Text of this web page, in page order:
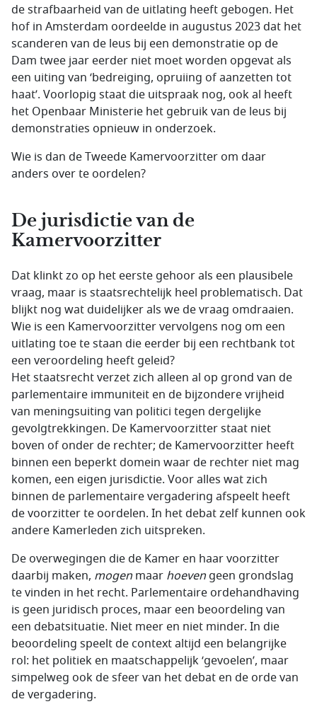
de strafbaarheid van de uitlating heeft gebogen. Het
hof in Amsterdam oordeelde in augustus 2023 dat het
scanderen van de leus bij een demonstratie op de
Dam twee jaar eerder niet moet worden opgevat als
een uiting van ‘bedreiging, opruiing of aanzetten tot
haat’. Voorlopig staat die uitspraak nog, ook al heeft
het Openbaar Ministerie het gebruik van de leus bij
demonstraties opnieuw in onderzoek.
Wie is dan de Tweede Kamervoorzitter om daar
anders over te oordelen?
De jurisdictie van de
Kamervoorzitter
Dat klinkt zo op het eerste gehoor als een plausibele
vraag, maar is staatsrechtelijk heel problematisch. Dat
blijkt nog wat duidelijker als we de vraag omdraaien.
Wie is een Kamervoorzitter vervolgens nog om een
uitlating toe te staan die eerder bij een rechtbank tot
een veroordeling heeft geleid?
Het staatsrecht verzet zich alleen al op grond van de
parlementaire immuniteit en de bijzondere vrijheid
van meningsuiting van politici tegen dergelijke
gevolgtrekkingen. De Kamervoorzitter staat niet
boven of onder de rechter; de Kamervoorzitter heeft
binnen een beperkt domein waar de rechter niet mag
komen, een eigen jurisdictie. Voor alles wat zich
binnen de parlementaire vergadering afspeelt heeft
de voorzitter te oordelen. In het debat zelf kunnen ook
andere Kamerleden zich uitspreken.
De overwegingen die de Kamer en haar voorzitter
daarbij maken, mogen maar hoeven geen grondslag
te vinden in het recht. Parlementaire ordehandhaving
is geen juridisch proces, maar een beoordeling van
een debatsituatie. Niet meer en niet minder. In die
beoordeling speelt de context altijd een belangrijke
rol: het politiek en maatschappelijk ‘gevoelen’, maar
simpelweg ook de sfeer van het debat en de orde van
de vergadering.